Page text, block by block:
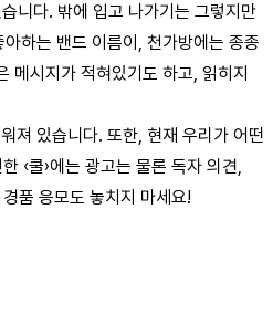
니다. 밖에 입고 나가기는 그렇지만
하는 밴드 이름이, 천가방에는 종종
메시지가 적혀있기도 하고, 읽히지
져 있습니다. 또한, 현재 우리가 어떤
‹쿨›에는 광고는 물론 독자 의견,
품 응모도 놓치지 마세요!